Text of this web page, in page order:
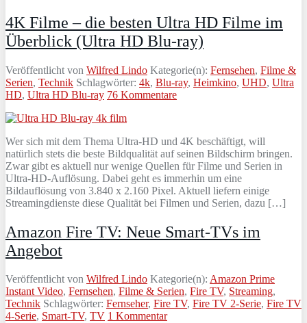
4K Filme – die besten Ultra HD Filme im
Überblick (Ultra HD Blu-ray)
Veröffentlicht von Wilfred Lindo Kategorie(n): Fernsehen, Filme &
Serien, Technik Schlagwörter: 4k, Blu-ray, Heimkino, UHD, Ultra
HD, Ultra HD Blu-ray 76 Kommentare
Wer sich mit dem Thema Ultra-HD und 4K beschäftigt, will
natürlich stets die beste Bildqualität auf seinen Bildschirm bringen.
Zwar gibt es aktuell nur wenige Quellen für Filme und Serien in
Ultra-HD-Auflösung. Dabei geht es immerhin um eine
Bildauflösung von 3.840 x 2.160 Pixel. Aktuell liefern einige
Streamingdienste diese Qualität bei Filmen und Serien, dazu […]
Amazon Fire TV: Neue Smart-TVs im
Angebot
Veröffentlicht von Wilfred Lindo Kategorie(n): Amazon Prime
Instant Video, Fernsehen, Filme & Serien, Fire TV, Streaming,
Technik Schlagwörter: Fernseher, Fire TV, Fire TV 2-Serie, Fire TV
4-Serie, Smart-TV, TV 1 Kommentar